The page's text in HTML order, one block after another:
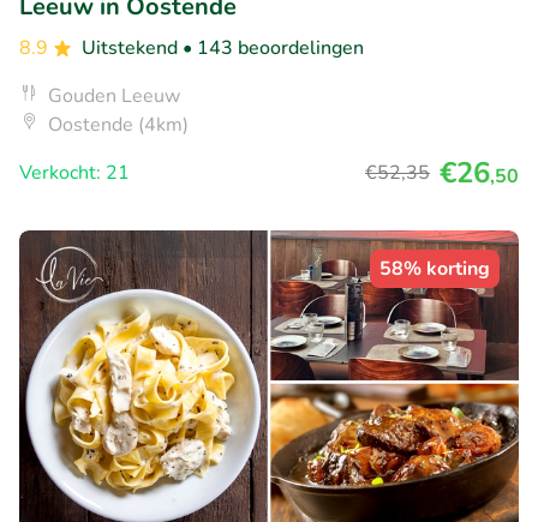
Leeuw in Oostende
8.9 Uitstekend • 143 beoordelingen
Gouden Leeuw
Oostende (4km)
Verkocht: 21
€52,35 €26,50
58% korting